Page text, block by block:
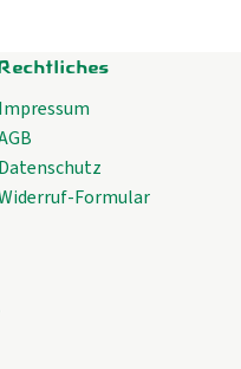
Impressum
Datenschutz
Formular